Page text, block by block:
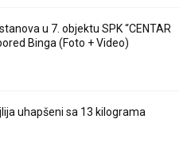
u 7. objektu SPK “CENTAR
Binga (Foto + Video)
uhapšeni sa 13 kilograma